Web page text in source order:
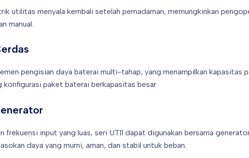
utilitas menyala kembali setelah pemadaman, memungkinkan
manual.
pengisian daya baterai multi-tahap, yang menampilkan kapasitas
konfigurasi paket baterai berkapasitas besar.
frekuensi input yang luas, seri UT11 dapat digunakan bersama
daya yang murni, aman, dan stabil untuk beban.